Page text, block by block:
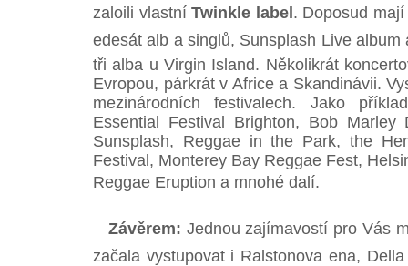
zaloili vlastníTwinkle label . Doposud
edesát alb a singlů, Sunsplash Live album
tři alba u Virgin Island. Několikrát
Evropou, párkrát v Africe a Skandinávii.
mezinárodních festivalech. Jako
Essential Festival Brighton, Bob
Sunsplash, Reggae in the Park, the
Festival, Monterey Bay Reggae Fest,
Reggae Eruption a mnohé dalí.
Závěrem: Jednou zajímavostí pro Vás
začala vystupovat i Ralstonova ena,